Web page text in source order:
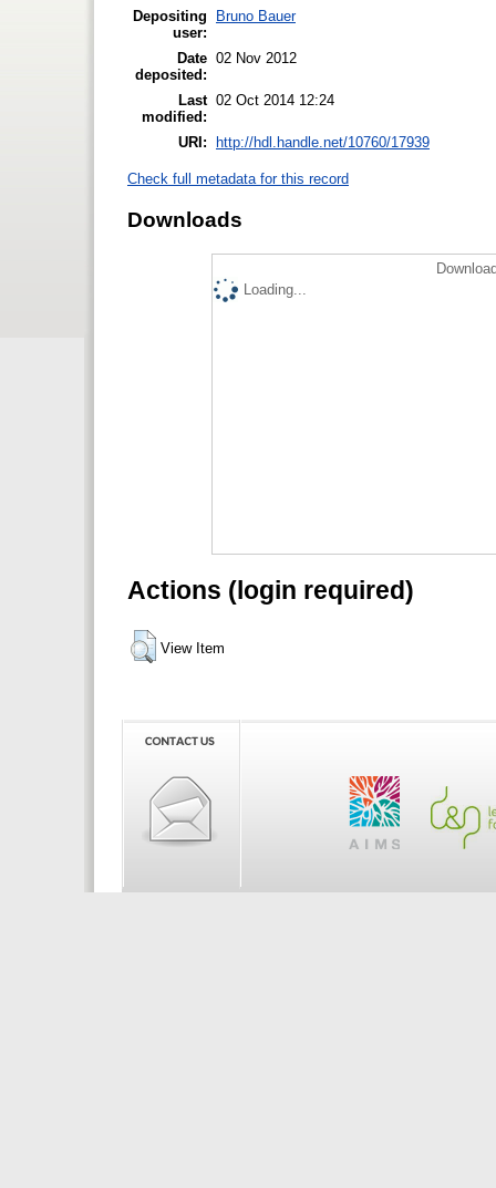
Depositing
user:
Bruno Bauer
Date
deposited:
02 Nov 2012
Last
modified:
02 Oct 2014 12:24
URI: http://hdl.handle.net/10760/17939
Check full metadata for this record
Downloads
Loading...
Actions (login required)
View Item